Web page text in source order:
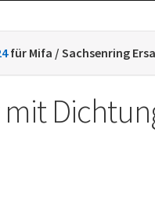
für Mifa / Sachsenring